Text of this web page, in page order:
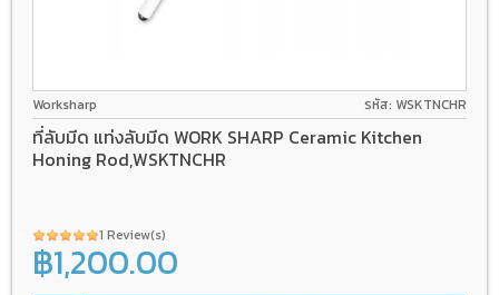
Worksharp รหัส: WSKTNCHR
ที่ลับมีด แท่งลับมีด WORK SHARP Ceramic Kitchen
Honing Rod,WSKTNCHR
1 Review(s)
฿1,200.00